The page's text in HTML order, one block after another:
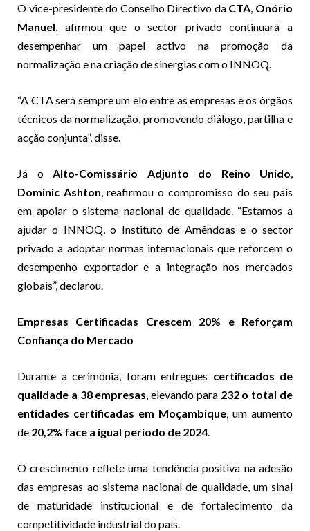
O vice-presidente do Conselho Directivo da CTA, Onório
Manuel, afirmou que o sector privado continuará a
desempenhar um papel activo na promoção da
normalização e na criação de sinergias com o INNOQ.
“A CTA será sempre um elo entre as empresas e os órgãos
técnicos da normalização, promovendo diálogo, partilha e
acção conjunta”, disse.
Já o Alto-Comissário Adjunto do Reino Unido,
Dominic Ashton, reafirmou o compromisso do seu país
em apoiar o sistema nacional de qualidade. “Estamos a
ajudar o INNOQ, o Instituto de Amêndoas e o sector
privado a adoptar normas internacionais que reforcem o
desempenho exportador e a integração nos mercados
globais”, declarou.
Empresas Certificadas Crescem 20% e Reforçam
Confiança do Mercado
Durante a cerimónia, foram entregues certificados de
qualidade a 38 empresas, elevando para 232 o total de
entidades certificadas em Moçambique, um aumento
de 20,2% face a igual período de 2024.
O crescimento reflete uma tendência positiva na adesão
das empresas ao sistema nacional de qualidade, um sinal
de maturidade institucional e de fortalecimento da
competitividade industrial do país.